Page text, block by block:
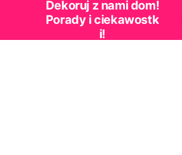
Dekoruj z nami dom!
Porady i ciekawostk
i!